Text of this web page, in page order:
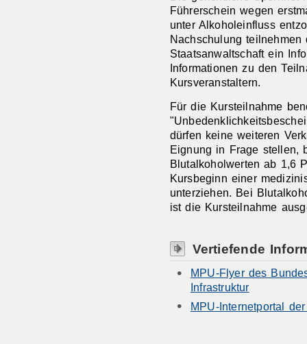
Führerschein wegen
unter Alkoholeinfluss
Nachschulung
Staatsanwaltschaft ein
Informationen zu den
Kursveranstaltern.
Für die Kursteilnahme
dürfen keine weiteren
Eignung in Frage stellen,
Blutalkoholwerten ab 1,6
Kursbeginn einer
unterziehen. Bei
ist die Kursteilnahme
Vertiefende
MPU-Flyer des
Infrastruktur
MPU-Internetportal